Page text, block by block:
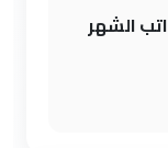
الشهر